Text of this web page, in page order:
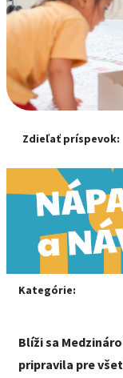
Zdieľať príspevok:
Kategórie:
Blíži sa
pripravila pre